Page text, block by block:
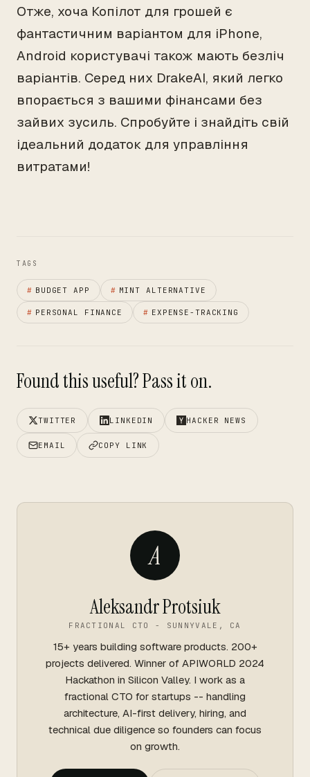
Отже, хоча Копілот для грошей є
фантастичним варіантом для iPhone,
Android користувачі також мають безліч
варіантів. Серед них DrakeAI, який легко
впорається з вашими фінансами без
зайвих зусиль. Спробуйте і знайдіть свій
ідеальний додаток для управління
витратами!
TAGS
# BUDGET APP # MINT ALTERNATIVE
# PERSONAL FINANCE # EXPENSE-TRACKING
Found this useful? Pass it on.
TWITTER LINKEDIN HACKER NEWS
EMAIL COPY LINK
A
Aleksandr Protsiuk
FRACTIONAL CTO - SUNNYVALE, CA
15+ years building software products. 200+
projects delivered. Winner of APIWORLD 2024
Hackathon in Silicon Valley. I work as a
fractional CTO for startups -- handling
architecture, AI-first delivery, hiring, and
technical due diligence so founders can focus
on growth.